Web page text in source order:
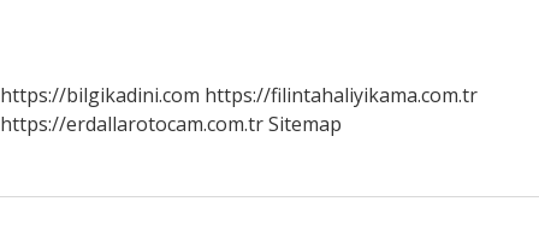
https://bilgikadini.com https://filintahaliyikama.com.tr
https://erdallarotocam.com.trSitemap